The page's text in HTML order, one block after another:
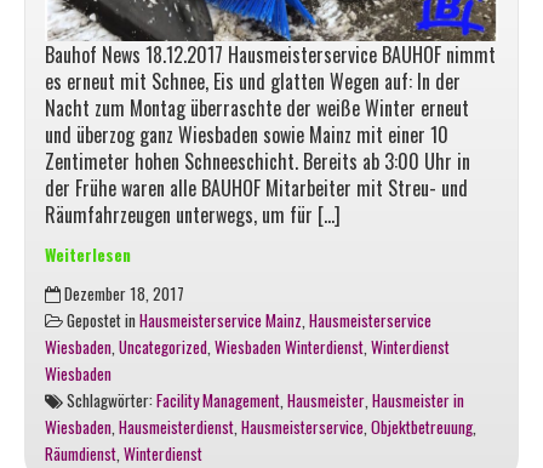
Bauhof News 18.12.2017 Hausmeisterservice BAUHOF nimmt
es erneut mit Schnee, Eis und glatten Wegen auf: In der
Nacht zum Montag überraschte der weiße Winter erneut
und überzog ganz Wiesbaden sowie Mainz mit einer 10
Zentimeter hohen Schneeschicht. Bereits ab 3:00 Uhr in
der Frühe waren alle BAUHOF Mitarbeiter mit Streu- und
Räumfahrzeugen unterwegs, um für […]
Weiterlesen
Erneuter
Schneefall
in
Wiesbaden
und
Mainz
Dezember 18, 2017
Gepostet inHausmeisterservice Mainz,Hausmeisterservice
Wiesbaden,Uncategorized,Wiesbaden Winterdienst,Winterdienst
Wiesbaden
Schlagwörter:Facility Management,Hausmeister,Hausmeister in
Wiesbaden,Hausmeisterdienst,Hausmeisterservice,Objektbetreuung,
Räumdienst,Winterdienst